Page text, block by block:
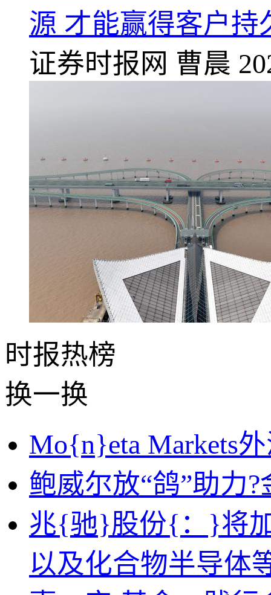
源 才能赢得客户持
证券时报网 曹晨
时报热榜
换一换
Mo{n}eta Markets
鲍威尔放“鸽”助力
兆{驰}股份{：}将
以及化合物半导体